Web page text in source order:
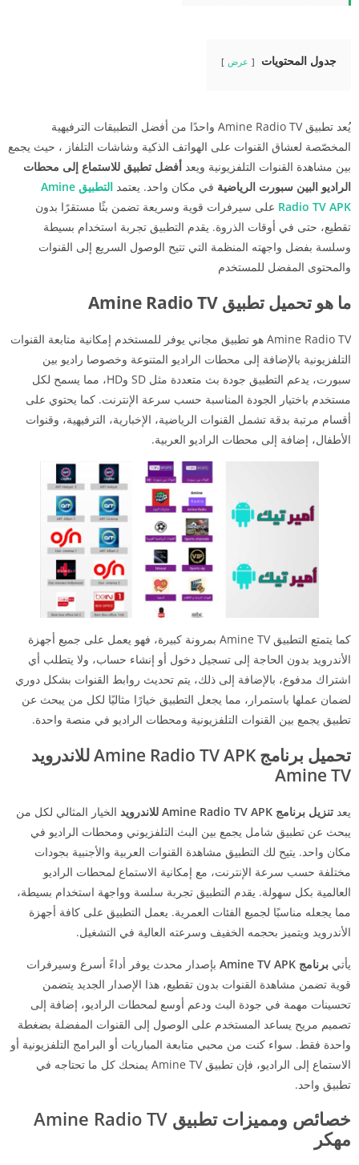
جدول المحتويات عرض
يُعد تطبيق Amine Radio TV واحدًا من أفضل التطبيقات الترفيهية
المخصّصة لعشاق القنوات على الهواتف الذكية وشاشات التلفاز ، حيث يجمع
بين مشاهدة القنوات التلفزيونية ويعد أفضل تطبيق للاستماع إلى محطات
الراديو البين سبورت الرياضية في مكان واحد. يعتمد
التطبيق Amine
Radio TV APK على سيرفرات قوية وسريعة تضمن بثًا مستقرًا بدون
تقطيع، حتى في أوقات الذروة. يقدم التطبيق تجربة استخدام بسيطة
وسلسة بفضل واجهته المنظمة التي تتيح الوصول السريع إلى القنوات
والمحتوى المفضل للمستخدم
ما هو تحميل تطبيق Amine Radio TV
Amine Radio TV هو تطبيق مجاني يوفر للمستخدم إمكانية متابعة القنوات
التلفزيونية بالإضافة إلى محطات الراديو المتنوعة وخصوصا راديو بين
سبورت، يدعم التطبيق جودة بث متعددة مثل SD وHD، مما يسمح لكل
مستخدم باختيار الجودة المناسبة حسب سرعة الإنترنت. كما يحتوي على
أقسام مرتبة بدقة تشمل القنوات الرياضية، الإخبارية، الترفيهية، وقنوات
الأطفال، إضافة إلى محطات الراديو العربية.
كما يتمتع التطبيق Amine TV بمرونة كبيرة، فهو يعمل على جميع أجهزة
الأندرويد بدون الحاجة إلى تسجيل دخول أو إنشاء حساب، ولا يتطلب أي
اشتراك مدفوع، بالإضافة إلى ذلك، يتم تحديث روابط القنوات بشكل دوري
لضمان عملها باستمرار، مما يجعل التطبيق خيارًا مثاليًا لكل من يبحث عن
تطبيق يجمع بين القنوات التلفزيونية ومحطات الراديو في منصة واحدة.
تحميل برنامج Amine Radio TV APK للاندرويد
Amine TV
يعد تنزيل برنامج Amine Radio TV APK للاندرويد
الخيار المثالي لكل من
يبحث عن تطبيق شامل يجمع بين البث التلفزيوني ومحطات الراديو في
مكان واحد. يتيح لك التطبيق مشاهدة القنوات العربية والأجنبية بجودات
مختلفة حسب سرعة الإنترنت، مع إمكانية الاستماع لمحطات الراديو
العالمية بكل سهولة. يقدم التطبيق تجربة سلسة وواجهة استخدام بسيطة،
مما يجعله مناسبًا لجميع الفئات العمرية. يعمل التطبيق على كافة أجهزة
الأندرويد ويتميز بحجمه الخفيف وسرعته العالية في التشغيل.
يأتي برنامج Amine TV APK
بإصدار محدث يوفر أداءً أسرع وسيرفرات
قوية تضمن مشاهدة القنوات بدون تقطيع، هذا الإصدار الجديد يتضمن
تحسينات مهمة في جودة البث ودعم أوسع لمحطات الراديو، إضافة إلى
تصميم مريح يساعد المستخدم على الوصول إلى القنوات المفضلة بضغطة
واحدة فقط. سواء كنت من محبي متابعة المباريات أو البرامج التلفزيونية أو
الاستماع إلى الراديو، فإن تطبيق Amine TV يمنحك كل ما تحتاجه في
تطبيق واحد.
خصائص ومميزات تطبيق Amine Radio TV
مهكر